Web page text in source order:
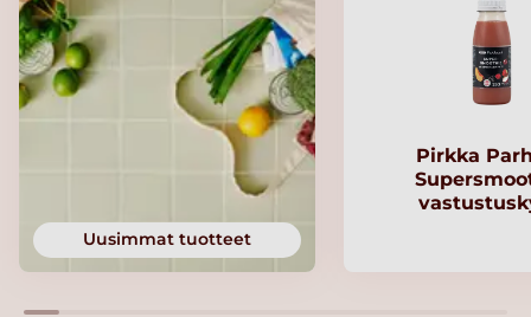
Uusimmat tuotteet
Pirkka